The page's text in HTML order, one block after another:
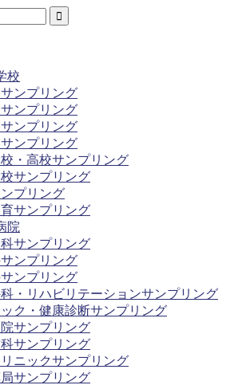
校
ンプリング
ンプリング
ンプリング
ンプリング
・高校サンプリング
サンプリング
プリング
サンプリング
院
サンプリング
ンプリング
ンプリング
・リハビリテーションサンプリング
ック・健康診断サンプリング
サンプリング
サンプリング
ニックサンプリング
サンプリング